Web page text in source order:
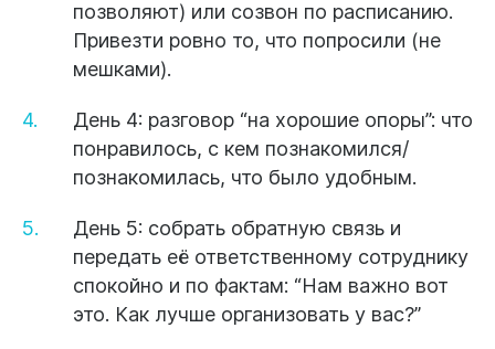
позволяют) или созвон по расписанию.
Привезти ровно то, что попросили (не
мешками).
День 4: разговор “на хорошие опоры”: что
понравилось, с кем познакомился/
познакомилась, что было удобным.
День 5: собрать обратную связь и
передать её ответственному сотруднику
спокойно и по фактам: “Нам важно вот
это. Как лучше организовать у вас?”